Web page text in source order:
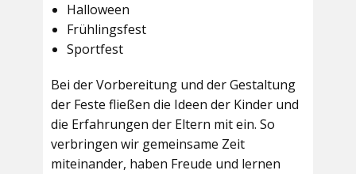
Halloween
Frühlingsfest
Sportfest
Bei der Vorbereitung und der Gestaltung
der Feste fließen die Ideen der Kinder und
die Erfahrungen der Eltern mit ein. So
verbringen wir gemeinsame Zeit
miteinander, haben Freude und lernen